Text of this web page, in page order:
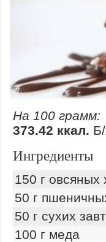
На 100 грамм:
373.42 ккал.
Ингредиенты
150 г овсяных
50 г
50 г сухих
100 г меда